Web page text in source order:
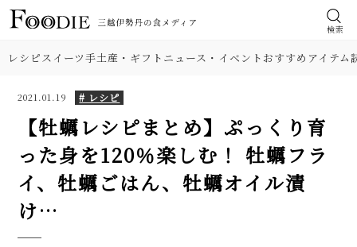
検索
レシピスイーツ手土産・ギフト ニュース・イベントおすすめアイテム
2021.01.19 # レシピ
【牡蠣レシピまとめ】ぷっくり育
った身を120％楽しむ！ 牡蠣フラ
イ、牡蠣ごはん、牡蠣オイル漬
け…
【人気】関東と関西の雑煮レシ
ピ2品。すまし汁・白味噌、角
食材
【基本の塩分18%】手作り梅干
しのレシピ（作り方）。初めて